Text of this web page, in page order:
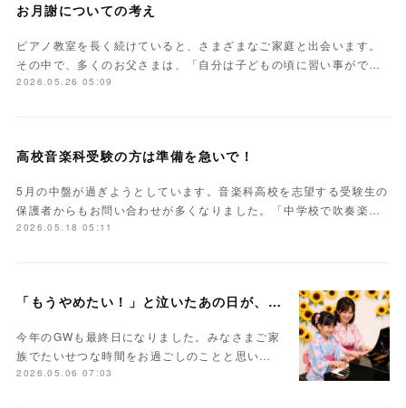
お月謝についての考え
ピアノ教室を長く続けていると、さまざまなご家庭と出会います。
その中で、多くのお父さまは、「自分は子どもの頃に習い事がで…
2026.05.26 05:09
高校音楽科受験の方は準備を急いで！
5月の中盤が過ぎようとしています。音楽科高校を志望する受験生の
保護者からもお問い合わせが多くなりました。「中学校で吹奏楽…
2026.05.18 05:11
「もうやめたい！」と泣いたあの日が、未来の力になる
今年のGWも最終日になりました。みなさまご家
族でたいせつな時間をお過ごしのことと思い…
2026.05.06 07:03